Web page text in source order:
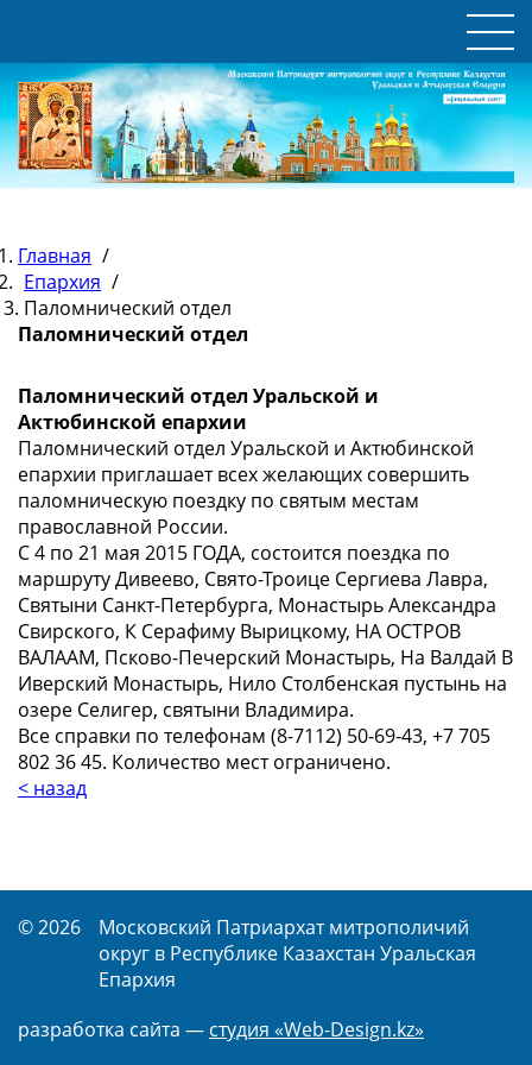
Главная /
Епархия /
Паломнический отдел
Паломнический отдел
Паломнический отдел Уральской и
Актюбинской епархии
Паломнический отдел Уральской и Актюбинской
епархии приглашает всех желающих совершить
паломническую поездку по святым местам
православной России.
С 4 по 21 мая 2015 ГОДА, состоится поездка по
маршруту Дивеево, Свято-Троице Сергиева Лавра,
Святыни Санкт-Петербурга, Монастырь Александра
Свирского, К Серафиму Вырицкому, НА ОСТРОВ
ВАЛААМ, Псково-Печерский Монастырь, На Валдай В
Иверский Монастырь, Нило Столбенская пустынь на
озере Селигер, святыни Владимира.
Все справки по телефонам (8-7112) 50-69-43, +7 705
802 36 45. Количество мест ограничено.
< назад
© 2026
Московский Патриархат митрополичий
округ в Республике Казахстан Уральская
Епархия
разработка сайта — студия «Web-Design.kz»